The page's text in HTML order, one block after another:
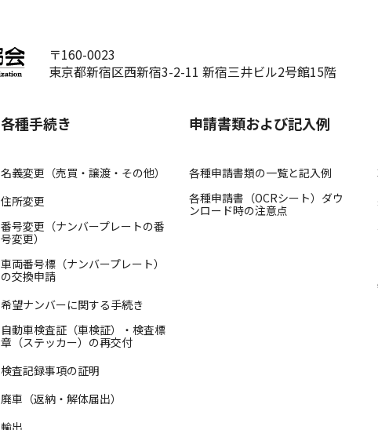
〒160-0023
東京都新宿区西新宿3-2-11 新宿三井ビル2号館15階
各種手続き
名義変更（売買・譲渡・その他）
住所変更
番号変更（ナンバープレートの番
号変更）
車両番号標（ナンバープレート）
の交換申請
希望ナンバーに関する手続き
自動車検査証（車検証）・検査標
章（ステッカー）の再交付
検査記録事項の証明
廃車（返納・解体届出）
輸出
申請書類および記入例
各種申請書類の一覧と記入例
各種申請書（OCRシート）ダウ
ンロード時の注意点